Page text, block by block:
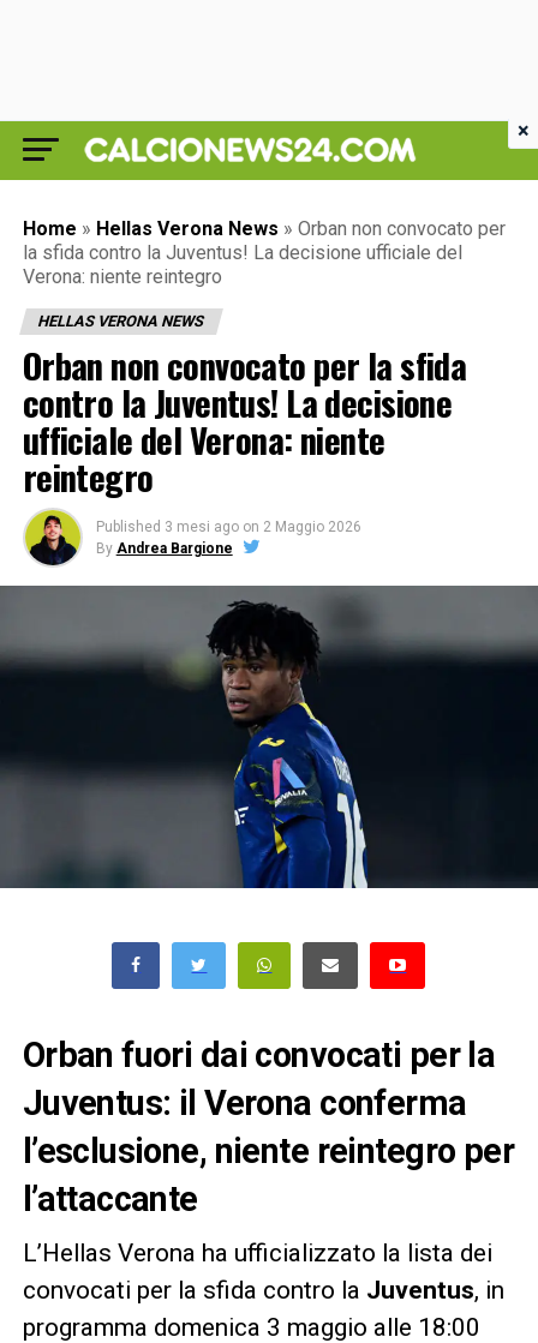
Home » Hellas Verona News » Orban non convocato per
la sfida contro la Juventus! La decisione ufficiale del
Verona: niente reintegro
HELLAS VERONA NEWS
Orban non convocato per la sfida
contro la Juventus! La decisione
ufficiale del Verona: niente
reintegro
Published 3 mesi ago on 2 Maggio 2026
By Andrea Bargione
Orban fuori dai convocati per la
Juventus: il Verona conferma
l’esclusione, niente reintegro per
l’attaccante
L’Hellas Verona ha ufficializzato la lista dei
convocati per la sfida contro la Juventus, in
programma domenica 3 maggio alle 18:00
×